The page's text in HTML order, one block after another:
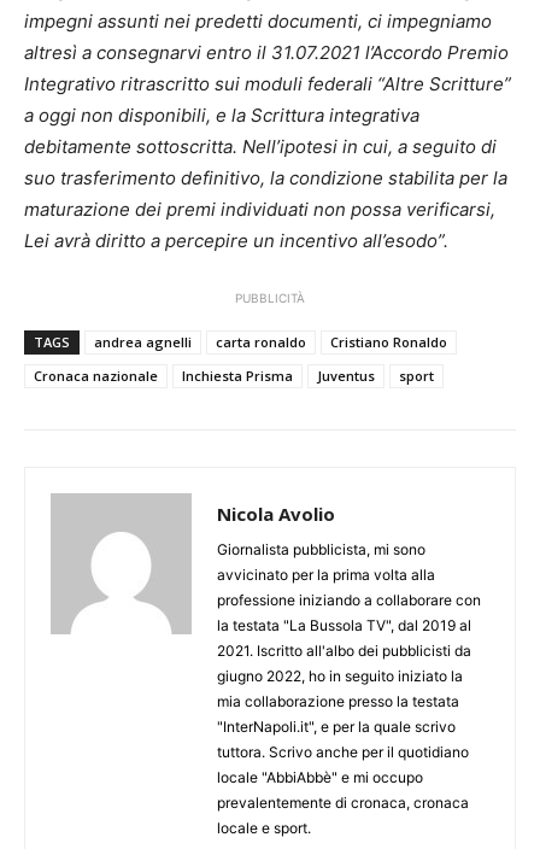
impegni assunti nei predetti documenti, ci impegniamo
altresì a consegnarvi entro il 31.07.2021 l’Accordo Premio
Integrativo ritrascritto sui moduli federali “Altre Scritture”
a oggi non disponibili, e la Scrittura integrativa
debitamente sottoscritta. Nell’ipotesi in cui, a seguito di
suo trasferimento definitivo, la condizione stabilita per la
maturazione dei premi individuati non possa verificarsi,
Lei avrà diritto a percepire un incentivo all’esodo”.
PUBBLICITÀ
TAGS andrea agnelli carta ronaldo
Cristiano Ronaldo
Cronaca nazionale
Inchiesta Prisma Juventus sport
Nicola Avolio
Giornalista pubblicista, mi sono
avvicinato per la prima volta alla
professione iniziando a collaborare con
la testata "La Bussola TV", dal 2019 al
2021. Iscritto all'albo dei pubblicisti da
giugno 2022, ho in seguito iniziato la
mia collaborazione presso la testata
"InterNapoli.it", e per la quale scrivo
tuttora. Scrivo anche per il quotidiano
locale "AbbiAbbè" e mi occupo
prevalentemente di cronaca, cronaca
locale e sport.